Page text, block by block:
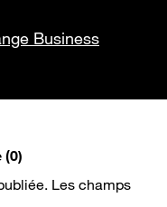
Business
Les champs